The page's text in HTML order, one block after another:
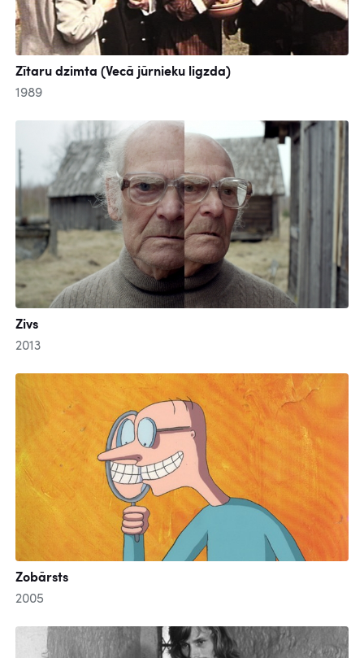
Zītaru dzimta (Vecā jūrnieku ligzda)
1989
Zivs
2013
Zobārsts
2005